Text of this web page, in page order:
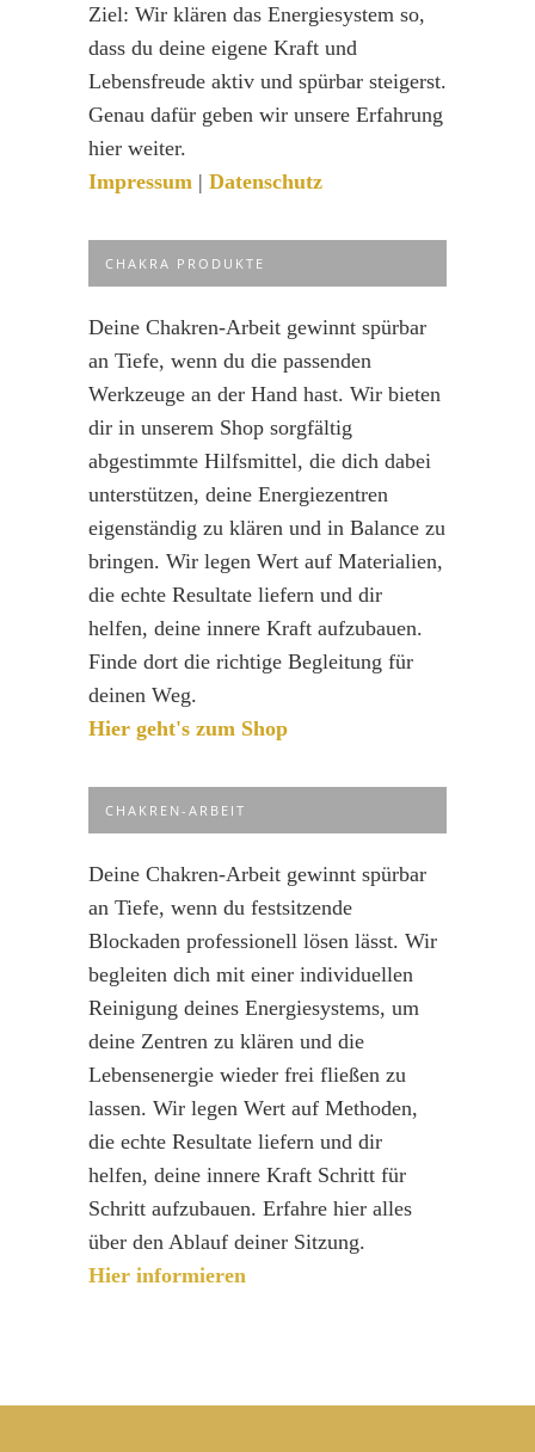
Ziel: Wir klären das Energiesystem so,
dass du deine eigene Kraft und
Lebensfreude aktiv und spürbar steigerst.
Genau dafür geben wir unsere Erfahrung
hier weiter.
Impressum | Datenschutz
CHAKRA PRODUKTE
Deine Chakren-Arbeit gewinnt spürbar
an Tiefe, wenn du die passenden
Werkzeuge an der Hand hast. Wir bieten
dir in unserem Shop sorgfältig
abgestimmte Hilfsmittel, die dich dabei
unterstützen, deine Energiezentren
eigenständig zu klären und in Balance zu
bringen. Wir legen Wert auf Materialien,
die echte Resultate liefern und dir
helfen, deine innere Kraft aufzubauen.
Finde dort die richtige Begleitung für
deinen Weg.
Hier geht's zum Shop
CHAKREN-ARBEIT
Deine Chakren-Arbeit gewinnt spürbar
an Tiefe, wenn du festsitzende
Blockaden professionell lösen lässt. Wir
begleiten dich mit einer individuellen
Reinigung deines Energiesystems, um
deine Zentren zu klären und die
Lebensenergie wieder frei fließen zu
lassen. Wir legen Wert auf Methoden,
die echte Resultate liefern und dir
helfen, deine innere Kraft Schritt für
Schritt aufzubauen. Erfahre hier alles
über den Ablauf deiner Sitzung.
Hier informieren